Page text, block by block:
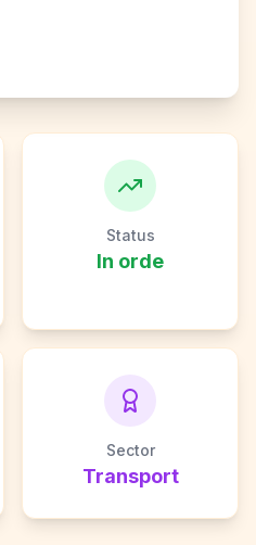
Status
In orde
Sector
Transport